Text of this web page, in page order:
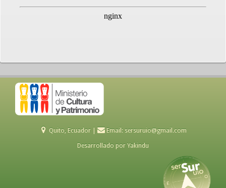
Quito, Ecuador | Email: sersuruio@gmail.com
Desarrollado por Yakindu